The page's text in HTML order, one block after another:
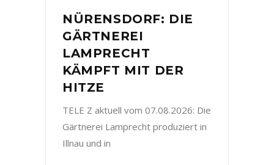
NÜRENSDORF: DIE
GÄRTNEREI
LAMPRECHT
KÄMPFT MIT DER
HITZE
TELE Z aktuell vom 07.08.2026: Die
Gärtnerei Lamprecht produziert in
Illnau und in